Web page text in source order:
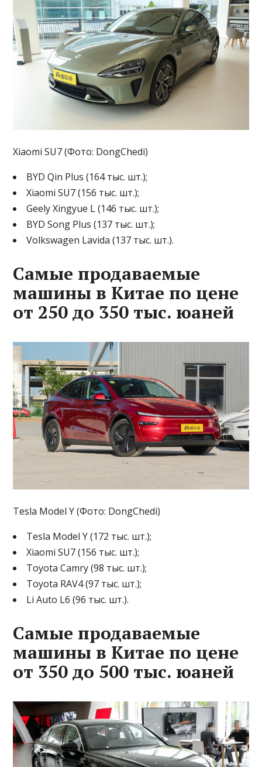
Xiaomi SU7 (Фото: DongChedi)
BYD Qin Plus (164 тыс. шт.);
Xiaomi SU7 (156 тыс. шт.);
Geely Xingyue L (146 тыс. шт.);
BYD Song Plus (137 тыс. шт.);
Volkswagen Lavida (137 тыс. шт.).
Самые продаваемые
машины в Китае по цене
от 250 до 350 тыс. юаней
Tesla Model Y (Фото: DongChedi)
Tesla Model Y (172 тыс. шт.);
Xiaomi SU7 (156 тыс. шт.);
Toyota Camry (98 тыс. шт.);
Toyota RAV4 (97 тыс. шт.);
Li Auto L6 (96 тыс. шт.).
Самые продаваемые
машины в Китае по цене
от 350 до 500 тыс. юаней